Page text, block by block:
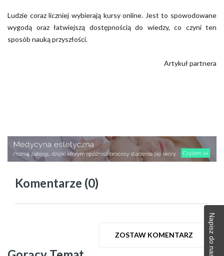
Ludzie coraz liczniej wybierają kursy online. Jest to spowodowane
wygodą oraz łatwiejszą dostępnością do wiedzy, co czyni ten
sposób nauką przyszłości.
Artykuł partnera
Komentarze (0)
ZOSTAW KOMENTARZ